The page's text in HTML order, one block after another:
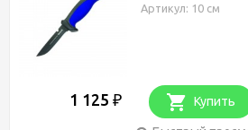
Артикул: 10 см
1 125 ₽ Купить